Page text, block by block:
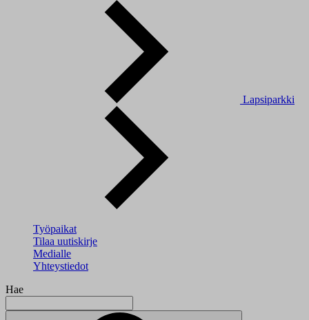
Lapsiparkki
Työpaikat
Tilaa uutiskirje
Medialle
Yhteystiedot
Hae